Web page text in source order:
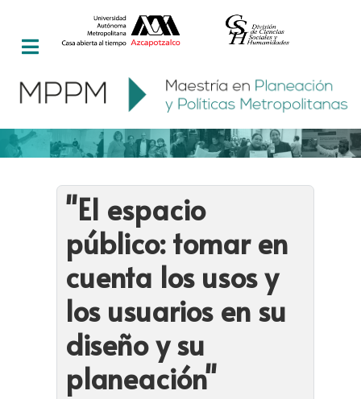
"El espacio
público: tomar en
cuenta los usos y
los usuarios en su
diseño y su
planeación"